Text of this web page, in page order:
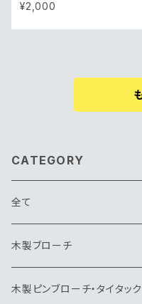
¥2,000
CATEGORY
全て
木製ブローチ
木製ピンブローチ・タイタック